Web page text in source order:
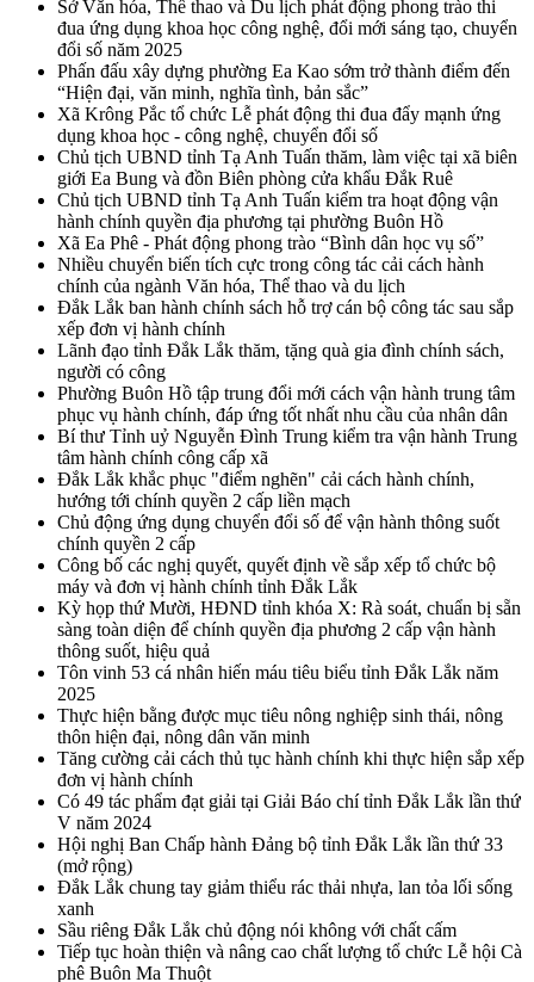
Sở Văn hóa, Thể thao và Du lịch phát động phong trào thi
đua ứng dụng khoa học công nghệ, đổi mới sáng tạo, chuyển
đổi số năm 2025
Phấn đấu xây dựng phường Ea Kao sớm trở thành điểm đến
“Hiện đại, văn minh, nghĩa tình, bản sắc”
Xã Krông Pắc tổ chức Lễ phát động thi đua đẩy mạnh ứng
dụng khoa học - công nghệ, chuyển đổi số
Chủ tịch UBND tỉnh Tạ Anh Tuấn thăm, làm việc tại xã biên
giới Ea Bung và đồn Biên phòng cửa khẩu Đắk Ruê
Chủ tịch UBND tỉnh Tạ Anh Tuấn kiểm tra hoạt động vận
hành chính quyền địa phương tại phường Buôn Hồ
Xã Ea Phê - Phát động phong trào “Bình dân học vụ số”
Nhiều chuyển biến tích cực trong công tác cải cách hành
chính của ngành Văn hóa, Thể thao và du lịch
Đắk Lắk ban hành chính sách hỗ trợ cán bộ công tác sau sắp
xếp đơn vị hành chính
Lãnh đạo tỉnh Đắk Lắk thăm, tặng quà gia đình chính sách,
người có công
Phường Buôn Hồ tập trung đổi mới cách vận hành trung tâm
phục vụ hành chính, đáp ứng tốt nhất nhu cầu của nhân dân
Bí thư Tỉnh uỷ Nguyễn Đình Trung kiểm tra vận hành Trung
tâm hành chính công cấp xã
Đắk Lắk khắc phục "điểm nghẽn" cải cách hành chính,
hướng tới chính quyền 2 cấp liền mạch
Chủ động ứng dụng chuyển đổi số để vận hành thông suốt
chính quyền 2 cấp
Công bố các nghị quyết, quyết định về sắp xếp tổ chức bộ
máy và đơn vị hành chính tỉnh Đắk Lắk
Kỳ họp thứ Mười, HĐND tỉnh khóa X: Rà soát, chuẩn bị sẵn
sàng toàn diện để chính quyền địa phương 2 cấp vận hành
thông suốt, hiệu quả
Tôn vinh 53 cá nhân hiến máu tiêu biểu tỉnh Đắk Lắk năm
2025
Thực hiện bằng được mục tiêu nông nghiệp sinh thái, nông
thôn hiện đại, nông dân văn minh
Tăng cường cải cách thủ tục hành chính khi thực hiện sắp xếp
đơn vị hành chính
Có 49 tác phẩm đạt giải tại Giải Báo chí tỉnh Đắk Lắk lần thứ
V năm 2024
Hội nghị Ban Chấp hành Đảng bộ tỉnh Đắk Lắk lần thứ 33
(mở rộng)
Đắk Lắk chung tay giảm thiểu rác thải nhựa, lan tỏa lối sống
xanh
Sầu riêng Đắk Lắk chủ động nói không với chất cấm
Tiếp tục hoàn thiện và nâng cao chất lượng tổ chức Lễ hội Cà
phê Buôn Ma Thuột